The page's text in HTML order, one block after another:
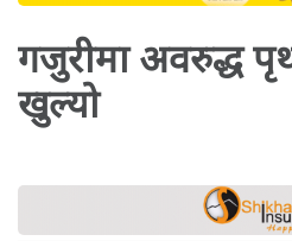
गजुरीमा अवरुद्ध
खुल्यो